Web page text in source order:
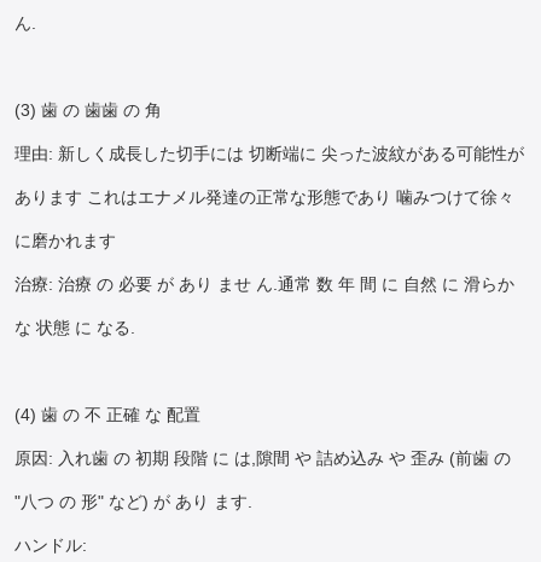
ん.
(3) 歯 の 歯歯 の 角
理由: 新しく成長した切手には 切断端に 尖った波紋がある可能性が
あります これはエナメル発達の正常な形態であり 噛みつけて徐々
に磨かれます
治療: 治療 の 必要 が あり ませ ん.通常 数 年 間 に 自然 に 滑らか
な 状態 に なる.
(4) 歯 の 不 正確 な 配置
原因: 入れ歯 の 初期 段階 に は,隙間 や 詰め込み や 歪み (前歯 の
"八つ の 形" など) が あり ます.
ハンドル: